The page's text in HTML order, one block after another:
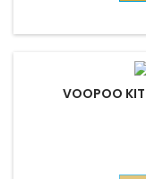
VOOPOO KIT